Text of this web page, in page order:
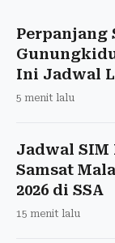
Perpanjang
Ini Jadwal
5 menit lalu
Jadwal
Samsat
2026 di SSA
15 menit lalu